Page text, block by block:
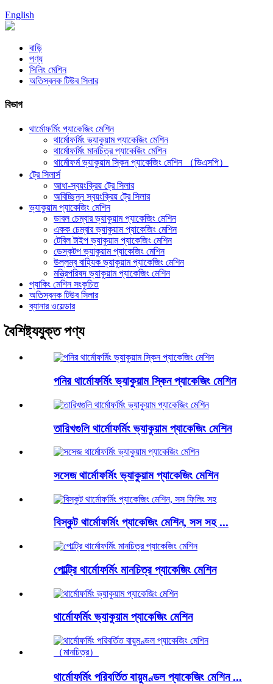
English
বাড়ি
পণ্য
সিলিং মেশিন
অতিস্বনক টিউব সিলার
বিভাগ
থার্মোফর্মিং প্যাকেজিং মেশিন
থার্মোফর্মিং ভ্যাকুয়াম প্যাকেজিং মেশিন
থার্মোফর্মিং মানচিত্র প্যাকেজিং মেশিন
থার্মোফর্ম ভ্যাকুয়াম স্কিন প্যাকেজিং মেশিন （ভিএসপি）
ট্রে সিলার্স
আধা-স্বয়ংক্রিয় ট্রে সিলার
অবিচ্ছিন্ন স্বয়ংক্রিয় ট্রে সিলার
ভ্যাকুয়াম প্যাকেজিং মেশিন
ডাবল চেম্বার ভ্যাকুয়াম প্যাকেজিং মেশিন
একক চেম্বার ভ্যাকুয়াম প্যাকেজিং মেশিন
টেবিল টাইপ ভ্যাকুয়াম প্যাকেজিং মেশিন
ডেস্কটপ ভ্যাকুয়াম প্যাকেজিং মেশিন
উল্লম্ব বাহ্যিক ভ্যাকুয়াম প্যাকেজিং মেশিন
মন্ত্রিপরিষদ ভ্যাকুয়াম প্যাকেজিং মেশিন
প্যাকিং মেশিন সংকুচিত
অতিস্বনক টিউব সিলার
ব্যানার ওয়েল্ডার
বৈশিষ্ট্যযুক্ত পণ্য
পনির থার্মোফর্মিং ভ্যাকুয়াম স্কিন প্যাকেজিং মেশিন
তারিখগুলি থার্মোফর্মিং ভ্যাকুয়াম প্যাকেজিং মেশিন
সসেজ থার্মোফর্মিং ভ্যাকুয়াম প্যাকেজিং মেশিন
বিস্কুট থার্মোফর্মিং প্যাকেজিং মেশিন, সস সহ ...
পোল্ট্রি থার্মোফর্মিং মানচিত্র প্যাকেজিং মেশিন
থার্মোফর্মিং ভ্যাকুয়াম প্যাকেজিং মেশিন
থার্মোফর্মিং পরিবর্তিত বায়ুমণ্ডল প্যাকেজিং মেশিন ...